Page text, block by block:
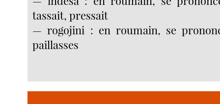
tassait, pressait
— rogojini : en roumain, se
paillasses